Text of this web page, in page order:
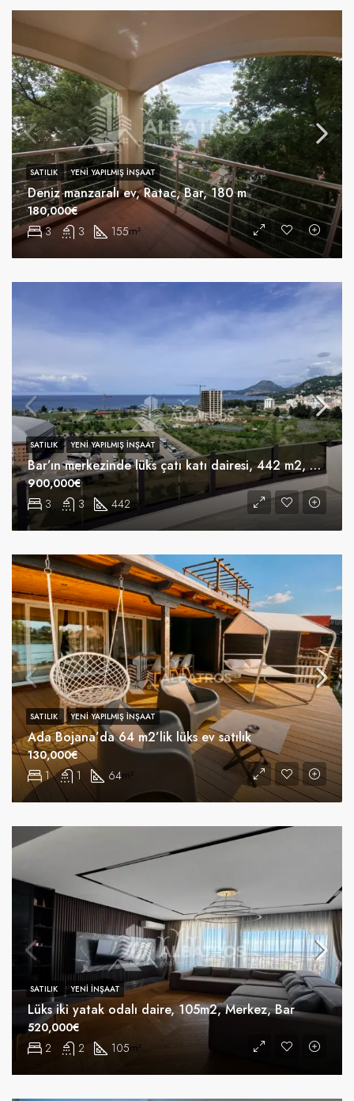
Deniz manzaralı ev, Ratac, Bar, 180 m
3 3 155m²
180,000€
SATILIK YENI YAPILMIŞ INŞAAT
Bar’ın merkezinde lüks çatı katı dairesi, 442 m2, 250 m2 teras, yüzme havuzu.
3 3 442m²
900,000€
SATILIK YENI YAPILMIŞ INŞAAT
Ada Bojana’da 64 m2’lik lüks ev satılık
1 1 64m²
130,000€
SATILIK YENI YAPILMIŞ INŞAAT
Lüks iki yatak odalı daire, 105m2, Merkez, Bar
2 2 105m²
520,000€
SATILIK YENI INŞAAT